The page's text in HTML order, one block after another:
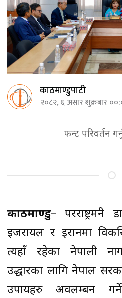
काठमाण्डुपाटी
२०८२, ६ असार शुक्रबार
फन्ट परिवर्तन
काठमाण्डु–
इजरायल र इरानमा
त्यहाँ रहेका नेपाली
उद्धारका लागि नेपाल
उपायहरु अवलम्बन